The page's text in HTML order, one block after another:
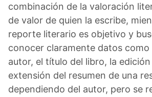
combinación de la valoración
de valor de quien la escribe,
reporte literario es objetivo y
conocer claramente datos como
autor, el título del libro, la
extensión del resumen de una
dependiendo del autor, pero se